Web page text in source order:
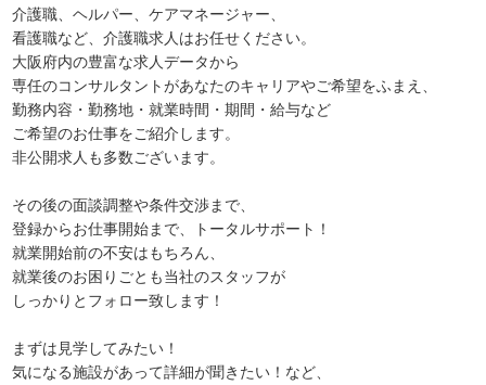
介護職、ヘルパー、ケアマネージャー、
看護職など、介護職求人はお任せください。
大阪府内の豊富な求人データから
専任のコンサルタントがあなたのキャリアやご希望をふまえ、
勤務内容・勤務地・就業時間・期間・給与など
ご希望のお仕事をご紹介します。
非公開求人も多数ございます。
その後の面談調整や条件交渉まで、
登録からお仕事開始まで、トータルサポート！
就業開始前の不安はもちろん、
就業後のお困りごとも当社のスタッフが
しっかりとフォロー致します！
まずは見学してみたい！
気になる施設があって詳細が聞きたい！など、